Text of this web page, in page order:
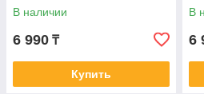
В наличии
6 990 ₸
Купить
В
6